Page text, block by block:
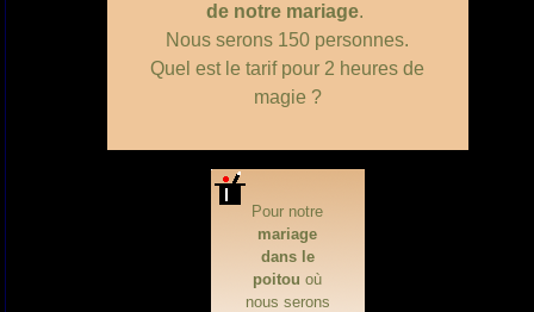
de notre mariage.
Nous serons 150 personnes.
Quel est le tarif pour 2 heures de
magie ?
Pour notre
mariage
dans le
poitou où
nous serons